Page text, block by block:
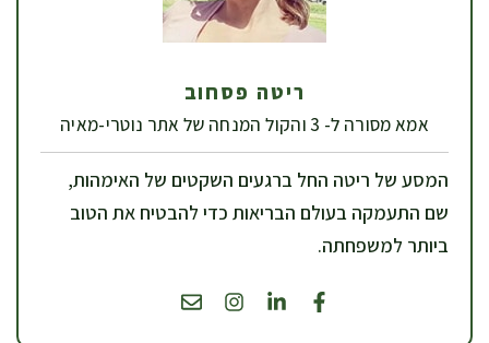
ריטה פסחוב
אמא מסורה ל- 3 והקול המנחה של אתר נוטרי-מאיה
המסע של ריטה החל ברגעים השקטים של האימהות,
שם התעמקה בעולם הבריאות כדי להבטיח את הטוב
ביותר למשפחתה.